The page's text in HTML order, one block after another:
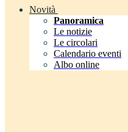
Novità
Panoramica
Le notizie
Le circolari
Calendario eventi
Albo online